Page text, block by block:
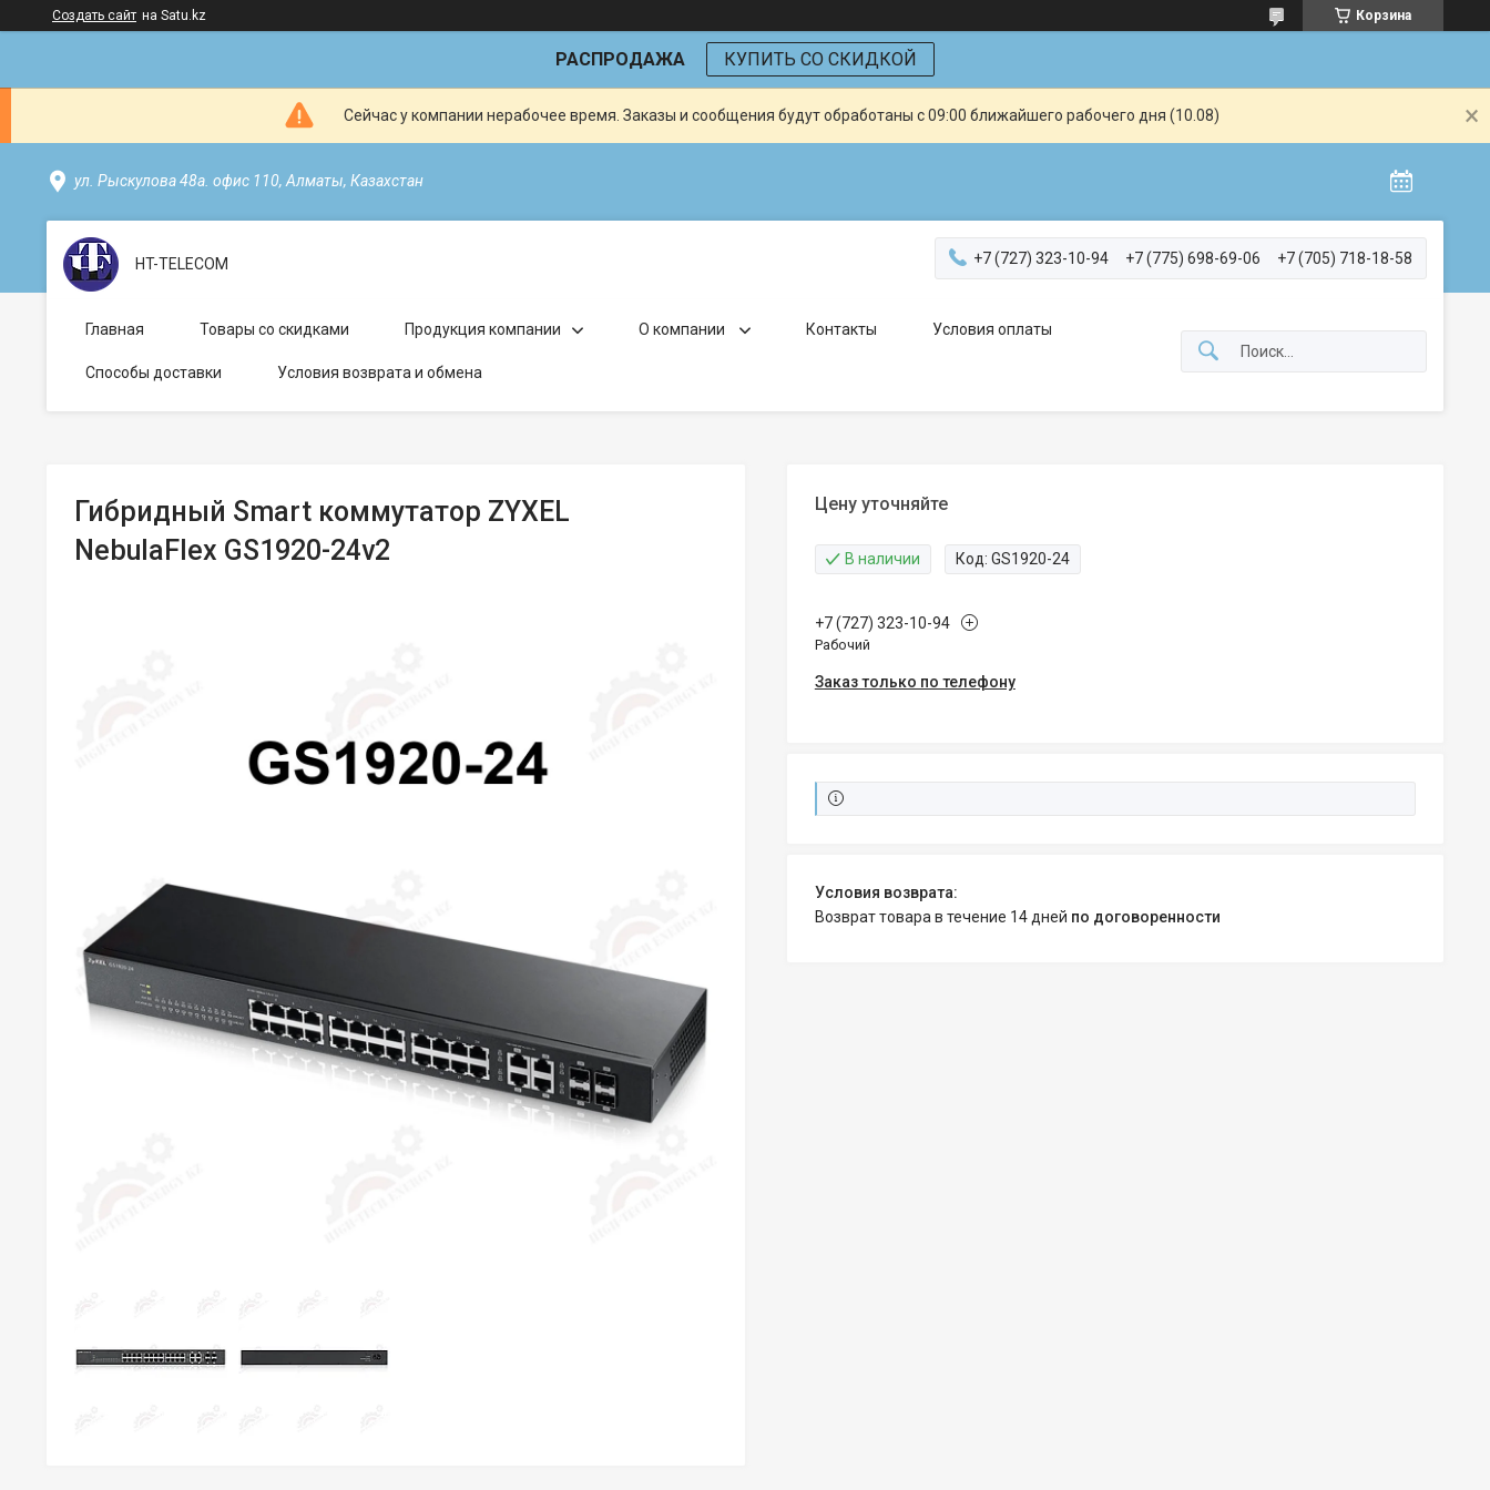
Создать сайт на Satu.kz Корзина
РАСПРОДАЖА КУПИТЬ СО СКИДКОЙ
Сейчас у компании нерабочее время. Заказы и сообщения будут обработаны с 09:00 ближайшего рабочего дня (10.08)
ул. Рыскулова 48а. офис 110, Алматы, Казахстан
HT-TELECOM +7 (727) 323-10-94 +7 (775) 698-69-06 +7 (705) 718-18-58
Главная Товары со скидками Продукция компании О компании Контакты Условия оплаты
Способы доставки Условия возврата и обмена
Гибридный Smart коммутатор ZYXEL
NebulaFlex GS1920-24v2
Цену уточняйте
В наличии Код: GS1920-24
+7 (727) 323-10-94
Рабочий
Заказ только по телефону
возврат товара в течение 14 дней по договоренности